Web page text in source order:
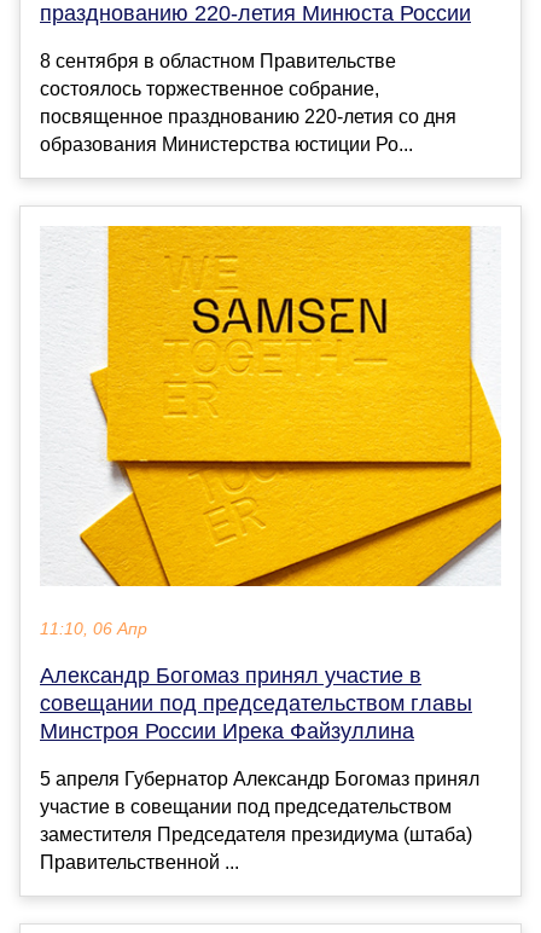
празднованию 220-летия Минюста России
8 сентября в областном Правительстве
состоялось торжественное собрание,
посвященное празднованию 220-летия со дня
образования Министерства юстиции Ро...
11:10, 06 Апр
Александр Богомаз принял участие в
совещании под председательством главы
Минстроя России Ирека Файзуллина
5 апреля Губернатор Александр Богомаз принял
участие в совещании под председательством
заместителя Председателя президиума (штаба)
Правительственной ...